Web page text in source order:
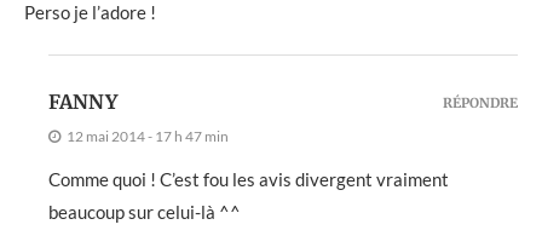
Perso je l’adore !
FANNY
12 mai 2014 - 17 h 47 min
Comme quoi ! C’est fou les avis divergent vraiment
beaucoup sur celui-là ^^
RÉPONDRE